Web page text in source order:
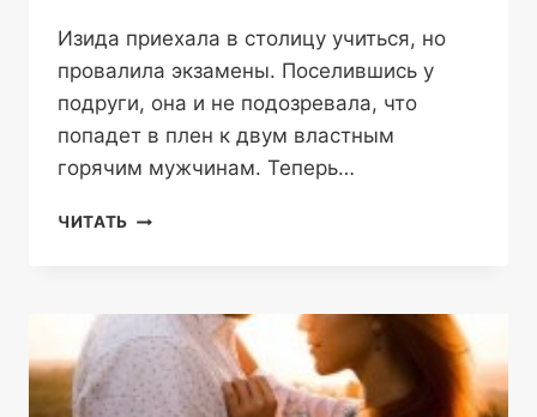
Изида приехала в столицу учиться, но
провалила экзамены. Поселившись у
подруги, она и не подозревала, что
попадет в плен к двум властным
горячим мужчинам. Теперь…
ЧИТАТЬ АНГЕЛ
ЭРА
ФОГЕЛЬ